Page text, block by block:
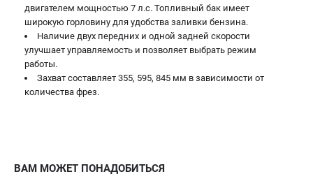
ВАМ МОЖЕТ ПОНАДОБИТЬСЯ
двигателем мощностью 7 л.с. Топливный бак имеет
широкую горловину для удобства заливки бензина.
Наличие двух передних и одной задней скорости
улучшает управляемость и позволяет выбрать режим
работы.
Захват составляет 355, 595, 845 мм в зависимости от
количества фрез.